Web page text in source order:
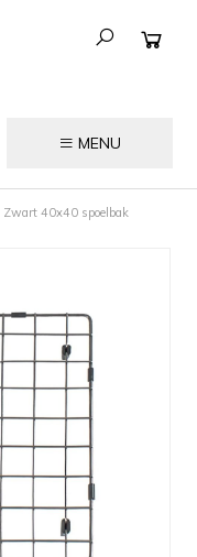
MENU
Zwart 40x40 spoelbak